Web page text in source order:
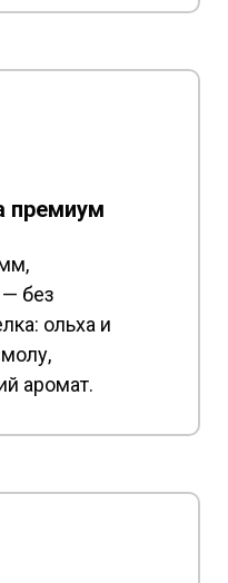
без
ольха и
аромат.
премиум